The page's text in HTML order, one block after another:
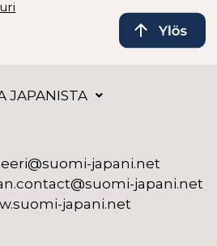
JAPANISTA
japani.net
japani.net
japani.net